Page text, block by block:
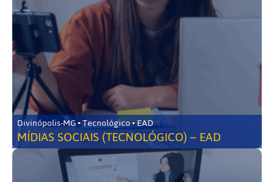
Divinópolis-MG • Tecnológico • EAD
MÍDIAS SOCIAIS (TECNOLÓGICO) – EAD